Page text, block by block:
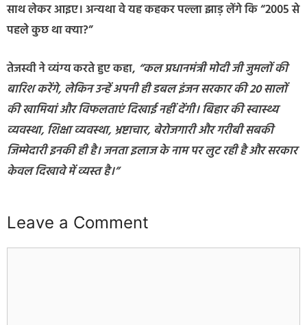
साथ लेकर आइए। अन्यथा वे यह कहकर पल्ला झाड़ लेंगे कि “2005 से
पहले कुछ था क्या?”
तेजस्वी ने व्यंग्य करते हुए कहा, “कल प्रधानमंत्री मोदी जी जुमलों की
बारिश करेंगे, लेकिन उन्हें अपनी ही डबल इंजन सरकार की 20 सालों
की खामियां और विफलताएं दिखाई नहीं देंगी। बिहार की स्वास्थ्य
व्यवस्था, शिक्षा व्यवस्था, भ्रष्टाचार, बेरोजगारी और गरीबी सबकी
जिम्मेदारी इनकी ही है। जनता इलाज के नाम पर लुट रही है और सरकार
केवल दिखावे में व्यस्त है।”
Leave a Comment